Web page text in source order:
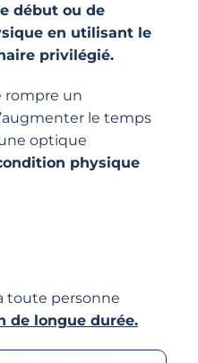
début ou de
en utilisant le
privilégié.
rompre un
le temps
optique
physique
toute personne
de longue durée.